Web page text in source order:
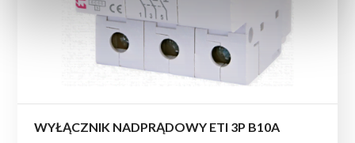
WYŁĄCZNIK NADPRĄDOWY ETI 3P B10A